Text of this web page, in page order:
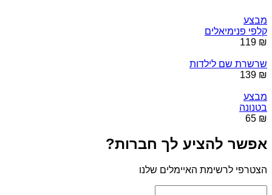
מבצע
קלפי פנימיאלים
₪ 119
שרשרת שם לילדות
₪ 139
מבצע
בטנונה
₪ 65
אפשר להציע לך חברות?
הצטרפי לרשימת האיימלים שלנו